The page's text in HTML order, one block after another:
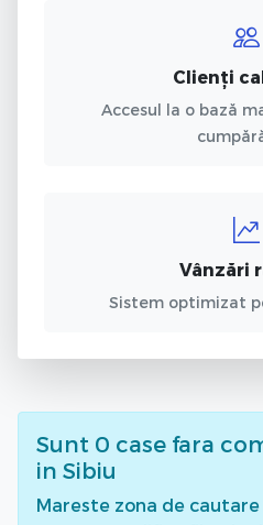
Clienți
Accesul la o bază
Vânzări
Sistem optimizat
Sunt 0 case fara
in Sibiu
Mareste zona de